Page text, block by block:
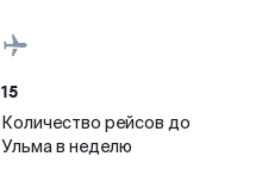
15
Количество рейсов до
Ульма в неделю